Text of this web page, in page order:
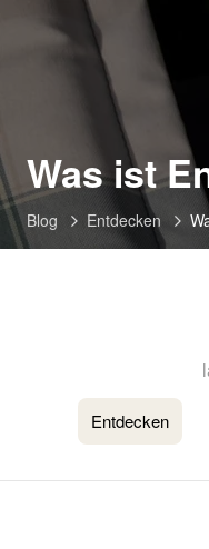
Was ist
Blog Entdecken
Entdecken